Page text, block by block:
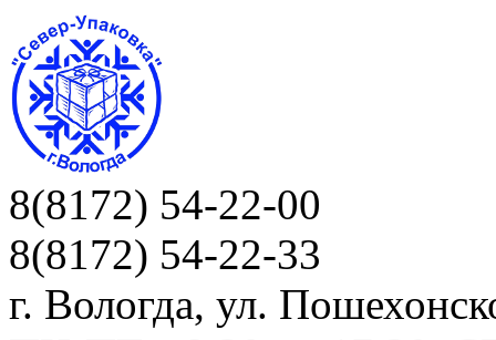
8(8172) 54-22-00
8(8172) 54-22-33
г. Вологда, ул.